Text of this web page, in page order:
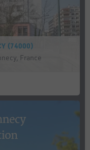
(74000)
France